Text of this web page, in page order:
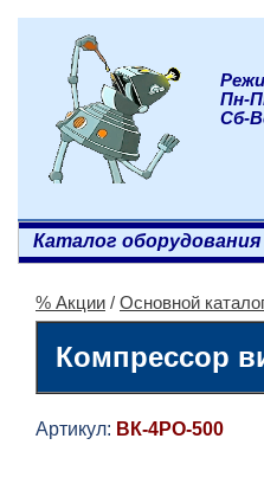
Пн-
Сб-
Каталог оборудования
% Акции / Основной
Компрессор
Артикул: ВК-4РО-500